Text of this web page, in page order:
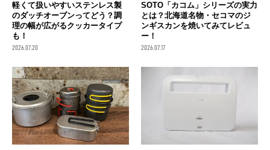
軽くて扱いやすいステンレス製
のダッチオーブンってどう？調
理の幅が広がるクッカータイプ
も！
2026.07.20
SOTO「カコム」シリーズの実力
とは？北海道名物・セコマのジ
ンギスカンを焼いてみてレビュ
ー！
2026.07.17